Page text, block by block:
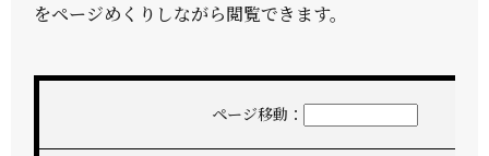
をページめくりしながら閲覧できます。
ページ移動：